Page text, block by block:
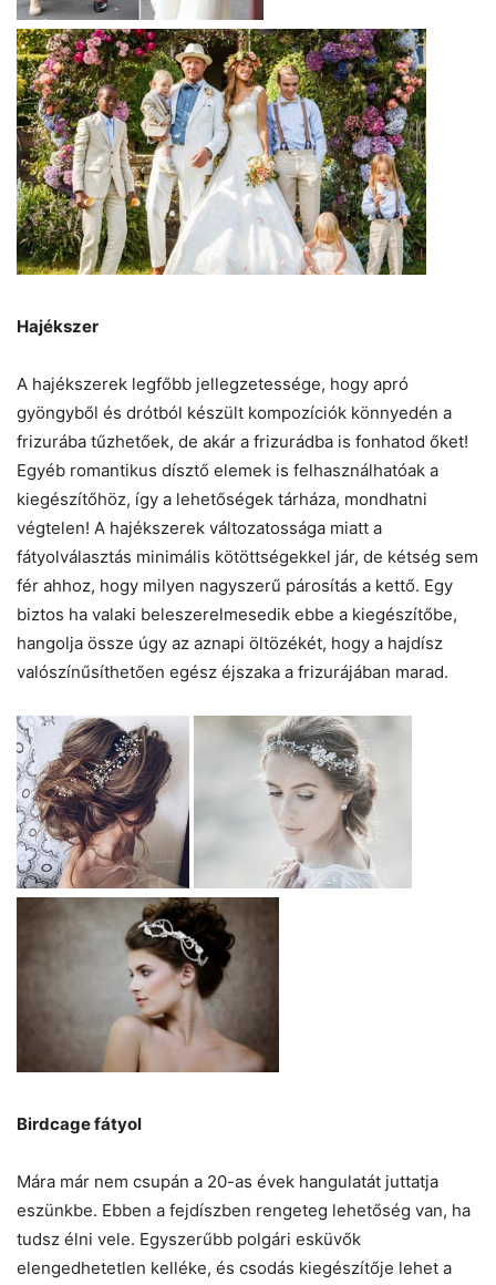
Hajékszer
A hajékszerek legfőbb jellegzetessége, hogy apró
gyöngyből és drótból készült kompozíciók könnyedén a
frizurába tűzhetőek, de akár a frizurádba is fonhatod őket!
Egyéb romantikus dísztő elemek is felhasználhatóak a
kiegészítőhöz, így a lehetőségek tárháza, mondhatni
végtelen! A hajékszerek változatossága miatt a
fátyolválasztás minimális kötöttségekkel jár, de kétség sem
fér ahhoz, hogy milyen nagyszerű párosítás a kettő. Egy
biztos ha valaki beleszerelmesedik ebbe a kiegészítőbe,
hangolja össze úgy az aznapi öltözékét, hogy a hajdísz
valószínűsíthetően egész éjszaka a frizurájában marad.
Birdcage fátyol
Mára már nem csupán a 20-as évek hangulatát juttatja
eszünkbe. Ebben a fejdíszben rengeteg lehetőség van, ha
tudsz élni vele. Egyszerűbb polgári esküvők
elengedhetetlen kelléke, és csodás kiegészítője lehet a